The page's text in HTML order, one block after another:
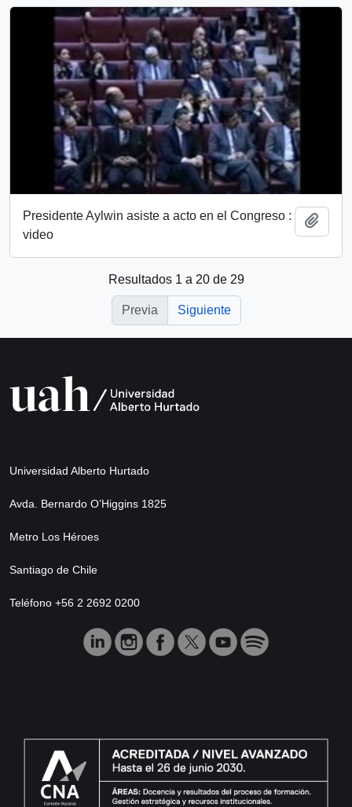
Presidente Aylwin asiste a acto en el Congreso :
video
Resultados 1 a 20 de 29
Previa Siguiente
Universidad Alberto Hurtado
Avda. Bernardo O’Higgins 1825
Metro Los Héroes
Santiago de Chile
Teléfono +56 2 2692 0200